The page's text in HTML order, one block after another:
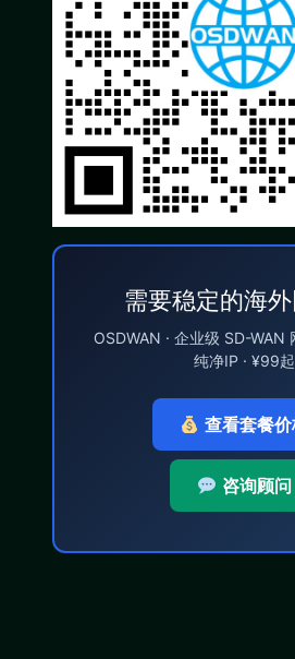
需要稳定的海外
OSDWAN · 企业级 SD-WAN
纯净IP · ¥99起
查看套餐
咨询顾问